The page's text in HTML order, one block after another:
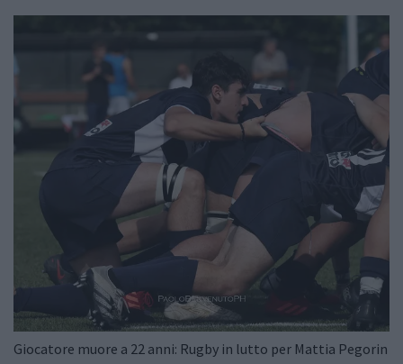
Giocatore muore a 22 anni: Rugby in lutto per Mattia Pegorin